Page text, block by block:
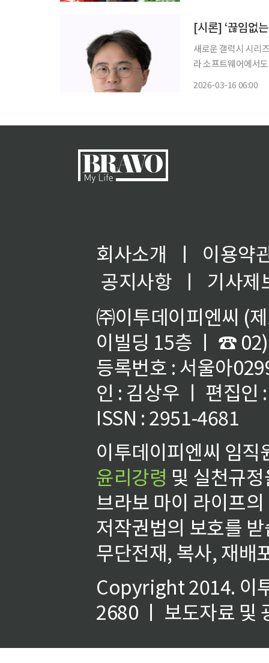
[시론] ‘끊임없
새로운 갤럭시 시리
라 소프트웨어에서
2026-03-16 06:00
회사소개 ㅣ
이용약
공지사항
ㅣ
기사제
㈜이투데이피엔씨 (
이빌딩 15층 ㅣ ☎
등록번호 : 서울아
인 : 김상우 ㅣ 편집인
ISSN : 2951-4681
이투데이피엔씨 임
윤리강령 및 실천규
브라보 마이 라이프
저작권법의 보호를
무단전재, 복사, 재배
Copyright 2014. 이
2680 ㅣ 보도자료